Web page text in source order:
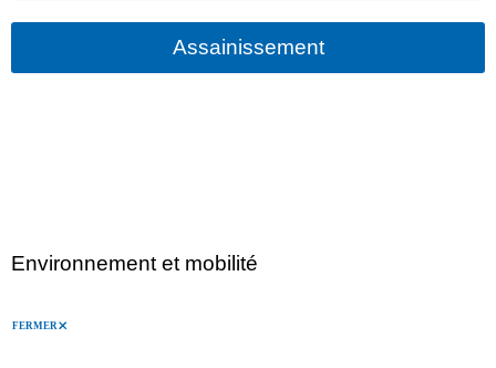
Assainissement
Environnement et mobilité
FERMER